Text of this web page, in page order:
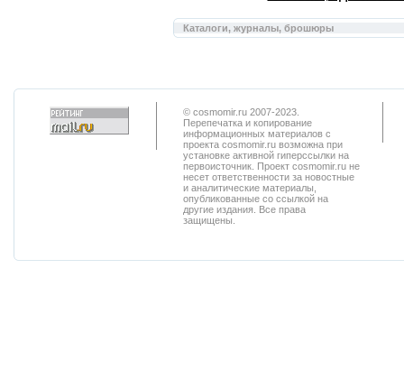
Каталоги, журналы, брошюры
© cosmomir.ru 2007-2023.
Перепечатка и копирование
информационных материалов с
проекта cosmomir.ru возможна при
установке активной гиперссылки на
первоисточник. Проект cosmomir.ru не
несет ответственности за новостные
и аналитические материалы,
опубликованные со ссылкой на
другие издания. Все права
защищены.